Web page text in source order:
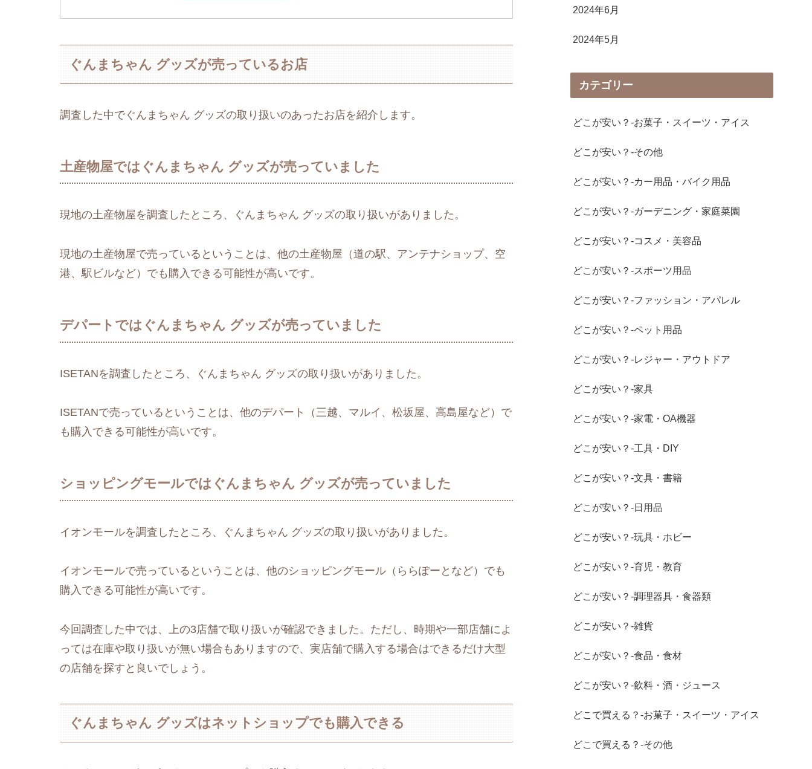
ぐんまちゃん グッズが売っているお店
調査した中でぐんまちゃん グッズの取り扱いのあったお店を紹介します。
土産物屋ではぐんまちゃん グッズが売っていました
現地の土産物屋を調査したところ、ぐんまちゃん グッズの取り扱いがありました。
現地の土産物屋で売っているということは、他の土産物屋（道の駅、アンテナショップ、空
港、駅ビルなど）でも購入できる可能性が高いです。
デパートではぐんまちゃん グッズが売っていました
ISETANを調査したところ、ぐんまちゃん グッズの取り扱いがありました。
ISETANで売っているということは、他のデパート（三越、マルイ、松坂屋、高島屋など）で
も購入できる可能性が高いです。
ショッピングモールではぐんまちゃん グッズが売っていました
イオンモールを調査したところ、ぐんまちゃん グッズの取り扱いがありました。
イオンモールで売っているということは、他のショッピングモール（ららぽーとなど）でも
購入できる可能性が高いです。
今回調査した中では、上の3店舗で取り扱いが確認できました。ただし、時期や一部店舗によ
っては在庫や取り扱いが無い場合もありますので、実店舗で購入する場合はできるだけ大型
の店舗を探すと良いでしょう。
ぐんまちゃん グッズはネットショップでも購入できる
2024年6月
2024年5月
カテゴリー
どこが安い？-お菓子・スイーツ・アイス
どこが安い？-その他
どこが安い？-カー用品・バイク用品
どこが安い？-ガーデニング・家庭菜園
どこが安い？-コスメ・美容品
どこが安い？-スポーツ用品
どこが安い？-ファッション・アパレル
どこが安い？-ペット用品
どこが安い？-レジャー・アウトドア
どこが安い？-家具
どこが安い？-家電・OA機器
どこが安い？-工具・DIY
どこが安い？-文具・書籍
どこが安い？-日用品
どこが安い？-玩具・ホビー
どこが安い？-育児・教育
どこが安い？-調理器具・食器類
どこが安い？-雑貨
どこが安い？-食品・食材
どこが安い？-飲料・酒・ジュース
どこで買える？-お菓子・スイーツ・アイス
どこで買える？-その他